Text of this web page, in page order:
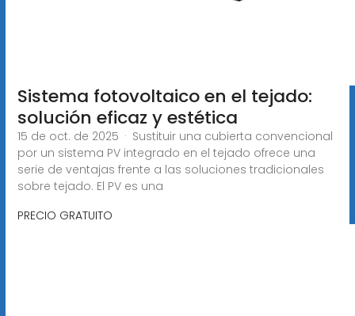
Sistema fotovoltaico en el tejado:
solución eficaz y estética
15 de oct. de 2025 · Sustituir una cubierta convencional
por un sistema PV integrado en el tejado ofrece una
serie de ventajas frente a las soluciones tradicionales
sobre tejado. El PV es una
PRECIO GRATUITO